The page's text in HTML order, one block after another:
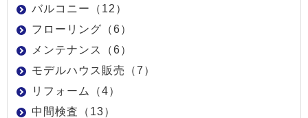
バルコニー（12）
フローリング（6）
メンテナンス（6）
モデルハウス販売（7）
リフォーム（4）
中間検査（13）